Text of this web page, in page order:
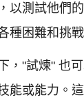
以測試他們
種困難和挑
，"試煉" 也
能或能力。